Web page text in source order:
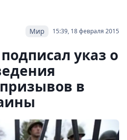
15:39, 18 февраля 2015
Мир
указ о
в